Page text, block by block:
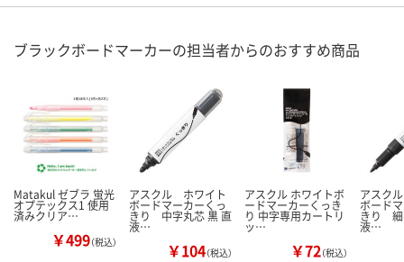
ブラックボードマーカーの担当者からのおすすめ商品
Matakul ゼブラ 蛍光
オプテックス1 使用
済みクリア…
￥499（税込）
アスクル ホワイト
ボードマーカーくっ
きり 中字丸芯 黒 直
液…
￥104（税込）
アスクル ホワイトボ
ードマーカーくっき
り 中字専用カートリ
ッ…
￥72（税込）
アスク
ボード
きり 細
液…